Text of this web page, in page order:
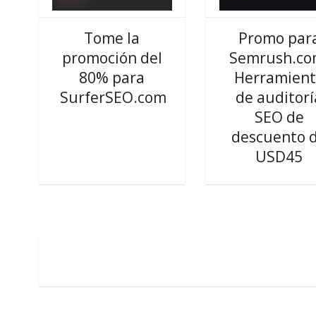
Tome la
promoción del
80% para
SurferSEO.com
Promo
de
SEO de
descuento
USD45